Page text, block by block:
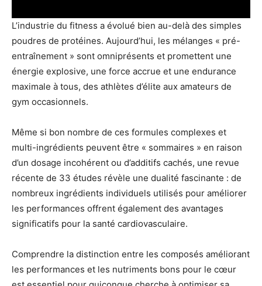
L’industrie du fitness a évolué bien au-delà des simples
poudres de protéines. Aujourd’hui, les mélanges « pré-
entraînement » sont omniprésents et promettent une
énergie explosive, une force accrue et une endurance
maximale à tous, des athlètes d’élite aux amateurs de
gym occasionnels.
Même si bon nombre de ces formules complexes et
multi-ingrédients peuvent être « sommaires » en raison
d’un dosage incohérent ou d’additifs cachés, une revue
récente de 33 études révèle une dualité fascinante : de
nombreux ingrédients individuels utilisés pour améliorer
les performances offrent également des avantages
significatifs pour la santé cardiovasculaire.
Comprendre la distinction entre les composés améliorant
les performances et les nutriments bons pour le cœur